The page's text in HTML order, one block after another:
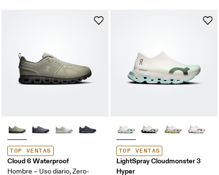
TOP VENTAS
Cloud 6 Waterproof
Hombre – Uso diario, Zero-
TOP VENTAS
LightSpray Cloudmonster 3
Hyper